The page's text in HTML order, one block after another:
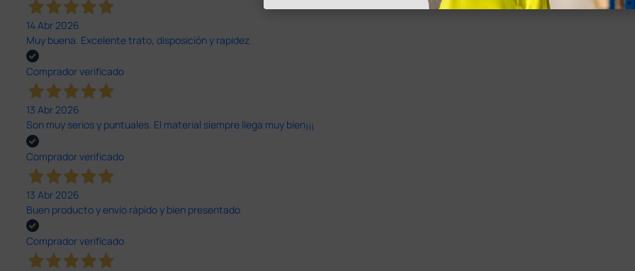
14 Abr 2026
Muy buena. Excelente trato, disposición y rapidez
Comprador verificado
13 Abr 2026
Son muy serios y puntuales. El material siempre llega muy bien¡¡¡
Comprador verificado
13 Abr 2026
Buen producto y envío rápido y bien presentado
Comprador verificado